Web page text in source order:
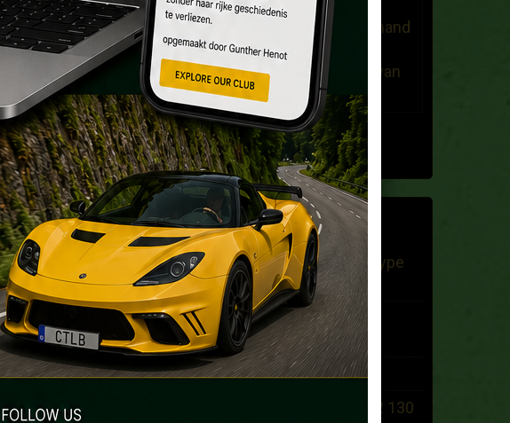
beste,ben op zoek naar iemand
die op de hoogte is voor de
restauratie van een motor van
de lotus esprit ...
Tous les messages
DERNIERS BILLETS
Lotus Elite 1960 et Lotus Type
31 à vendre
A la recherche d'une Lotus
pour un mariage
Vente Tiger Cat Seven
Search White 1974 ELan +2 130